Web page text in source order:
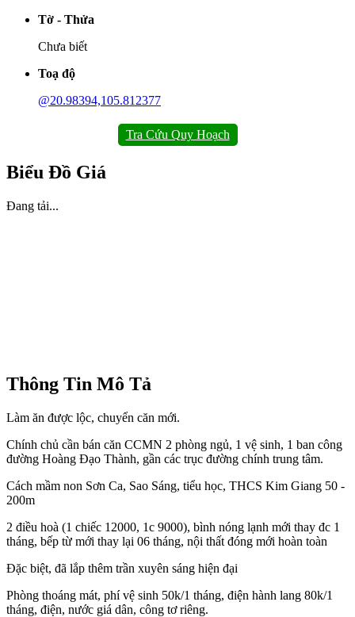
Tờ - Thửa
Chưa biết
Toạ độ
@20.98394,105.812377
Tra Cứu Quy Hoạch
Biểu Đồ Giá
Đang tải...
Thông Tin Mô Tả
Làm ăn được lộc, chuyển căn mới.
Chính chủ cần bán căn CCMN 2 phòng ngủ, 1 vệ sinh, 1 ban công
đường Hoàng Đạo Thành, gần các trục đường chính trung tâm.
Cách mầm non Sơn Ca, Sao Sáng, tiểu học, THCS Kim Giang 50 -
200m
2 điều hoà (1 chiếc 12000, 1c 9000), bình nóng lạnh mới thay đc 1
tháng, bếp từ mới thay lại 06 tháng, nội thất đóng mới hoàn toàn
Đặc biệt, đã lắp thêm trần xuyên sáng hiện đại
Phòng thoáng mát, phí vệ sinh 50k/1 tháng, điện hành lang 80k/1
tháng, điện, nước giá dân, công tơ riêng.